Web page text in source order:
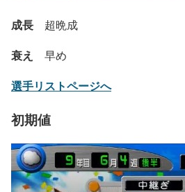
成長 超晩成
衰え 早め
選手リストページへ
初期値